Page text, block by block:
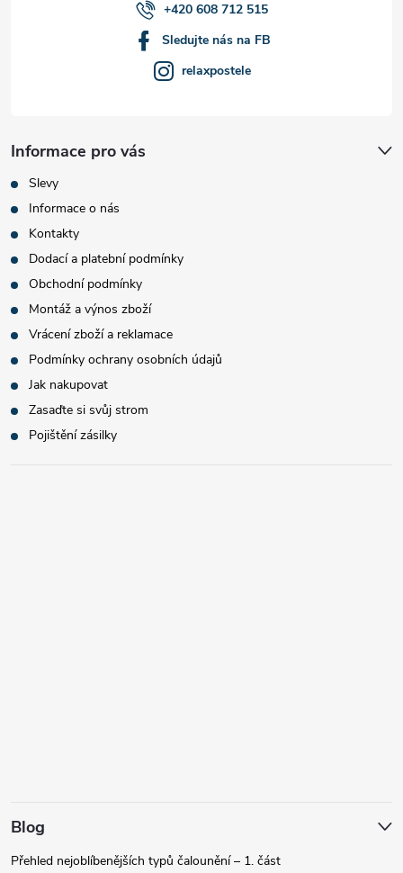
+420 608 712 515
Sledujte nás na FB
relaxpostele
Informace pro vás
Slevy
Informace o nás
Kontakty
Dodací a platební podmínky
Obchodní podmínky
Montáž a výnos zboží
Vrácení zboží a reklamace
Podmínky ochrany osobních údajů
Jak nakupovat
Zasaďte si svůj strom
Pojištění zásilky
Blog
Přehled nejoblíbenějších typů čalounění – 1. část